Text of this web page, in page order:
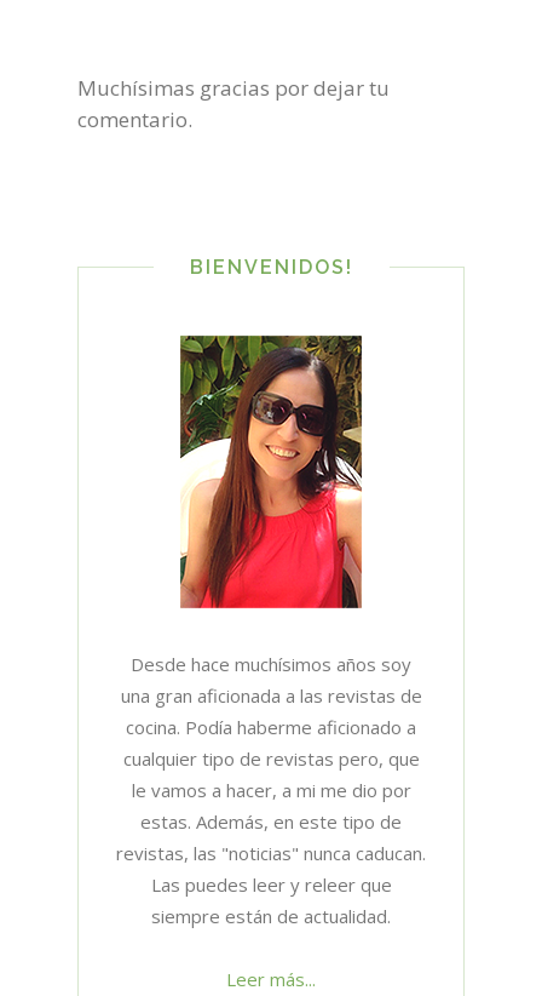
Muchísimas gracias por dejar tu
comentario.
BIENVENIDOS!
Desde hace muchísimos años soy
una gran aficionada a las revistas de
cocina. Podía haberme aficionado a
cualquier tipo de revistas pero, que
le vamos a hacer, a mi me dio por
estas. Además, en este tipo de
revistas, las "noticias" nunca caducan.
Las puedes leer y releer que
siempre están de actualidad.
Leer más...